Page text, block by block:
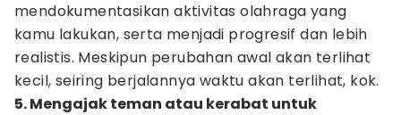
mendokumentasikan aktivitas olahraga yang
kamu lakukan, serta menjadi progresif dan lebih
realistis. Meskipun perubahan awal akan terlihat
kecil, seiring berjalannya waktu akan terlihat, kok.
5. Mengajak teman atau kerabat untuk